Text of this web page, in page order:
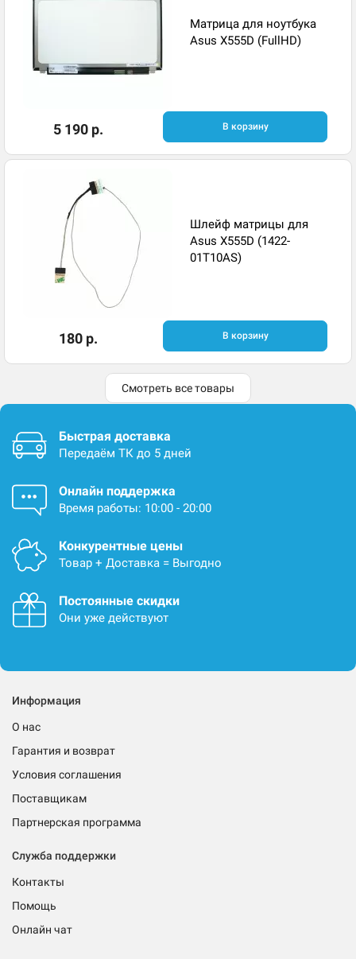
Матрица для ноутбука
Asus X555D (FullHD)
5 190 р. В корзину
Шлейф матрицы для
Asus X555D (1422-
01T10AS)
180 р. В корзину
Смотреть все товары
Быстрая доставка
Передаём ТК до 5 дней
Онлайн поддержка
Время работы: 10:00 - 20:00
Конкурентные цены
Товар + Доставка = Выгодно
Постоянные скидки
Они уже действуют
Информация
О нас
Гарантия и возврат
Условия соглашения
Поставщикам
Партнерская программа
Служба поддержки
Контакты
Помощь
Онлайн чат